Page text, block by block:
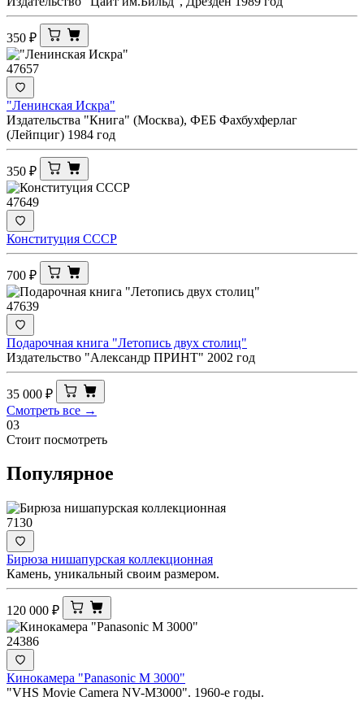
350 ₽
47657
"Ленинская Искра"
Издательства "Книга" (Москва), ФЕБ Фахбухферлаг
(Лейпциг) 1984 год
350 ₽
47649
Конституция СССР
700 ₽
47639
Подарочная книга "Летопись двух столиц"
Издательство "Александр ПРИНТ" 2002 год
35 000 ₽
Смотреть все →
03
Стоит посмотреть
Популярное
7130
Бирюза нишапурская коллекционная
Камень, уникальный своим размером.
120 000 ₽
24386
Кинокамера "Panasonic M 3000"
"VHS Movie Camera NV-M3000". 1960-е годы.